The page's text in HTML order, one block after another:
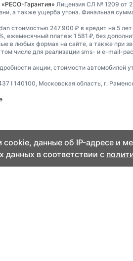
Гарантия» Лицензия СЛ № 1209 от
а также ущерба угона. Финальная
стоимостью 247 900 ₽ в кредит на 5
ежемесячный платеж 1 581 ₽, без
в любых формах на сайте, а также при
числе для реализации sms- и e-mail-
акции, стоимости автомобилей
Московская область, г.
данные об IP-адресе и
данных в соответствии с